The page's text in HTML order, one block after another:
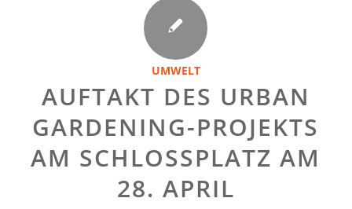
UMWELT
AUFTAKT DES URBAN
GARDENING-PROJEKTS
AM SCHLOSSPLATZ AM
28. APRIL